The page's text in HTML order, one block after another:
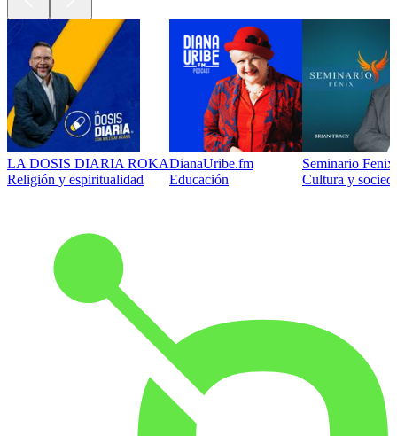
LA DOSIS DIARIA ROKA
Religión y espiritualidad
DianaUribe.fm
Educación
Seminario
Cultura y